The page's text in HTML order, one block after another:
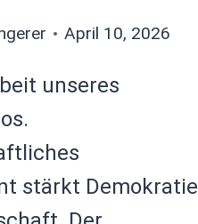
April 10, 2026
unseres
stärkt Demokratie